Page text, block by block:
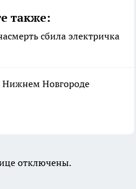
также:
сбила электричка
Нижнем Новгороде
отключены.